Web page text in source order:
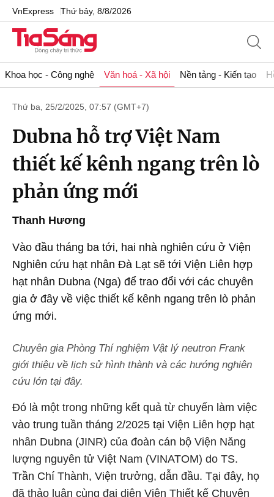
VnExpress Thứ bảy, 8/8/2026
Khoa học - Công nghệ Văn hoá - Xã hội Nền tảng - Kiến tạo
Thứ ba, 25/2/2025, 07:57 (GMT+7)
Dubna hỗ trợ Việt Nam
thiết kế kênh ngang trên lò
phản ứng mới
Thanh Hương
Vào đầu tháng ba tới, hai nhà nghiên cứu ở Viện
Nghiên cứu hạt nhân Đà Lạt sẽ tới Viện Liên hợp
hạt nhân Dubna (Nga) để trao đổi với các chuyên
gia ở đây về việc thiết kế kênh ngang trên lò phản
ứng mới.
Chuyên gia Phòng Thí nghiệm Vật lý neutron Frank
giới thiệu về lịch sử hình thành và các hướng nghiên
cứu lớn tại đây.
Đó là một trong những kết quả từ chuyến làm việc
vào trung tuần tháng 2/2025 tại Viện Liên hợp hạt
nhân Dubna (JINR) của đoàn cán bộ Viện Năng
lượng nguyên tử Việt Nam (VINATOM) do TS.
Trần Chí Thành, Viện trưởng, dẫn đầu. Tại đây, họ
đã thảo luận cùng đại diện Viện Thiết kế Chuyên